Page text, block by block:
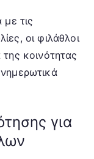
τις
οι φιλάθλοι
κοινότητας
για